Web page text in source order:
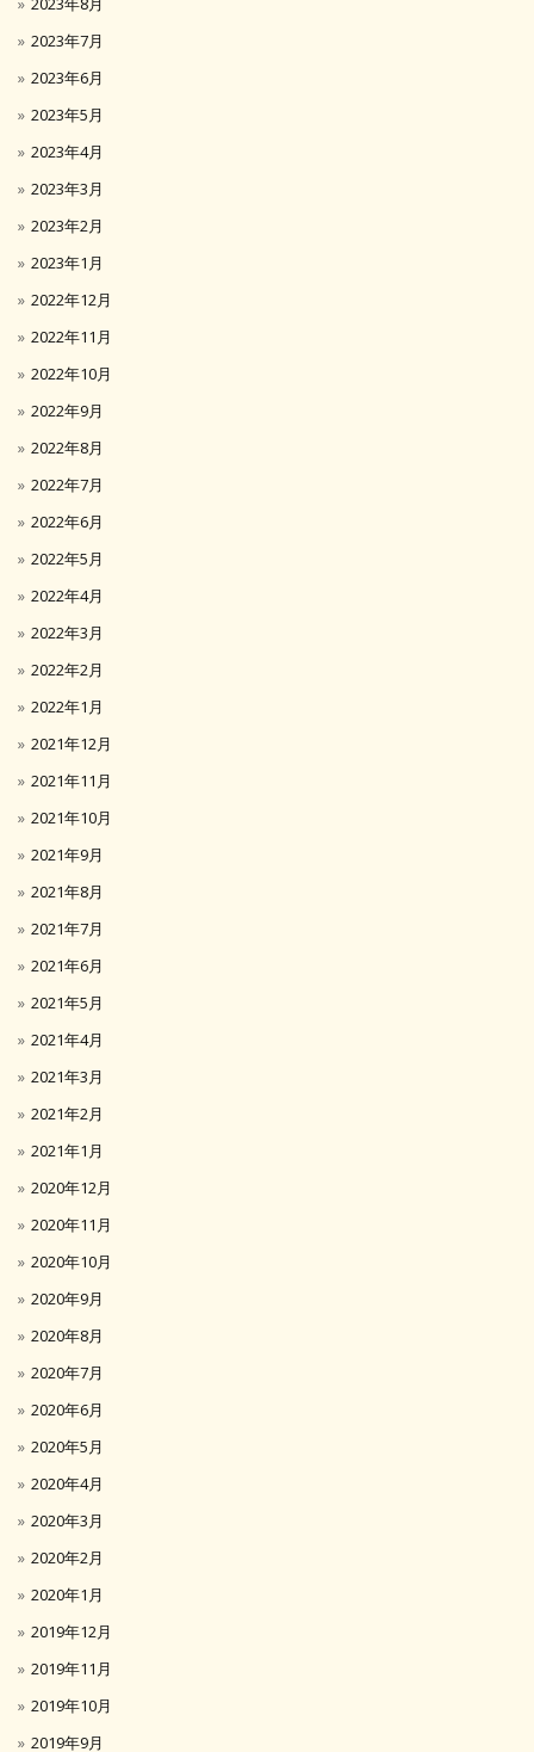
2023年7月
2023年6月
2023年5月
2023年4月
2023年3月
2023年2月
2023年1月
2022年12月
2022年11月
2022年10月
2022年9月
2022年8月
2022年7月
2022年6月
2022年5月
2022年4月
2022年3月
2022年2月
2022年1月
2021年12月
2021年11月
2021年10月
2021年9月
2021年8月
2021年7月
2021年6月
2021年5月
2021年4月
2021年3月
2021年2月
2021年1月
2020年12月
2020年11月
2020年10月
2020年9月
2020年8月
2020年7月
2020年6月
2020年5月
2020年4月
2020年3月
2020年2月
2020年1月
2019年12月
2019年11月
2019年10月
2019年9月